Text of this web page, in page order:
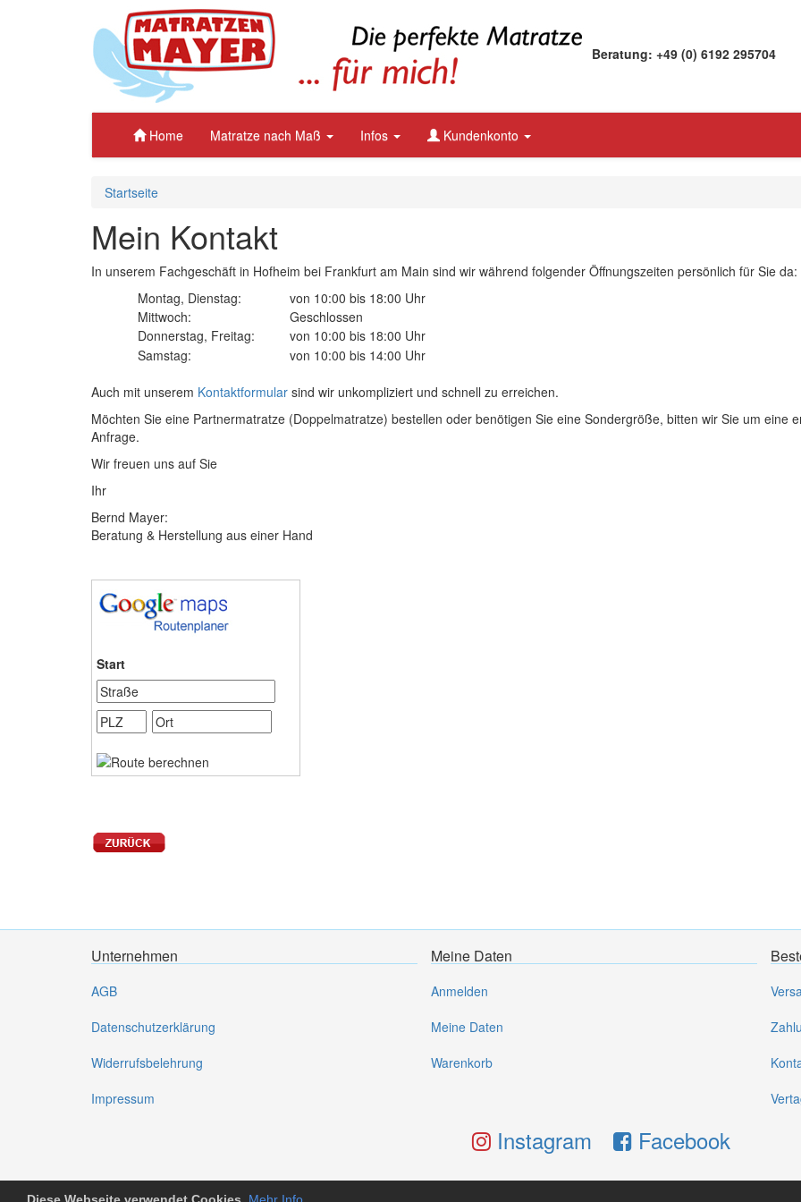
Beratung: +49 (0) 6192 295704
Home Matratze nach Maß Infos Kundenkonto
Startseite
Mein Kontakt
In unserem Fachgeschäft in Hofheim bei Frankfurt am Main sind wir während folgender Öffnungszeiten persönlich für Sie da:
Montag, Dienstag:
von 10:00 bis 18:00 Uhr
Mittwoch:
Geschlossen
Donnerstag, Freitag:
von 10:00 bis 18:00 Uhr
Samstag:
von 10:00 bis 14:00 Uhr
Auch mit unserem Kontaktformular sind wir unkompliziert und schnell zu erreichen.
Möchten Sie eine Partnermatratze (Doppelmatratze) bestellen oder benötigen Sie eine Sondergröße, bitten wir Sie um eine
Anfrage.
Wir freuen uns auf Sie
Ihr
Bernd Mayer:
Beratung & Herstellung aus einer Hand
Start
Unternehmen
AGB
Datenschutzerklärung
Widerrufsbelehrung
Impressum
Meine Daten
Anmelden
Meine Daten
Warenkorb
Instagram Facebook